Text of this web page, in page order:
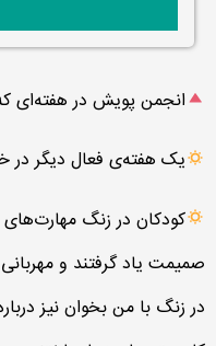
انجمن پویش در هفته‌ای
یک هفته‌ی فعال دیگر
کودکان در زنگ مهارت‌های
صمیمت یاد گرفتند و
در زنگ با من بخوان نیز